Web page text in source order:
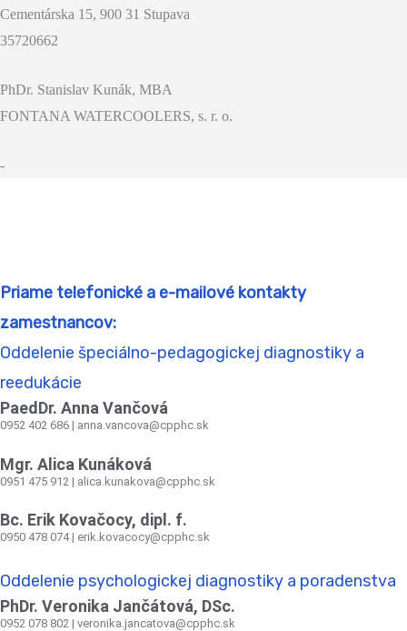
Cementárska 15, 900 31 Stupava
35720662
PhDr. Stanislav Kunák, MBA
FONTANA WATERCOOLERS, s. r. o.
-
Priame telefonické a e-mailové kontakty
zamestnancov:
Oddelenie špeciálno-pedagogickej diagnostiky a
reedukácie
PaedDr. Anna Vančová
0952 402 686 | anna.vancova@cpphc.sk
Mgr. Alica Kunáková
0951 475 912 | alica.kunakova@cpphc.sk
Bc. Erik Kovačocy, dipl. f.
0950 478 074 | erik.kovacocy@cpphc.sk
Oddelenie psychologickej diagnostiky a poradenstva
PhDr. Veronika Jančátová, DSc.
0952 078 802 | veronika.jancatova@cpphc.sk